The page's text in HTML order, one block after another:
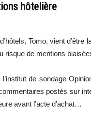
hôtelière
Tomo, vient d’être
risque de mentions
de sondage
postés sur
avant l’acte d’achat…